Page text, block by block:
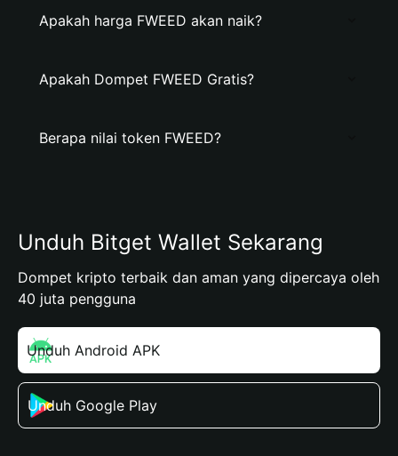
Apakah harga FWEED akan naik?
Apakah Dompet FWEED Gratis?
Berapa nilai token FWEED?
Unduh Bitget Wallet Sekarang
Dompet kripto terbaik dan aman yang dipercaya oleh
40 juta pengguna
Unduh Android APK
Unduh Google Play